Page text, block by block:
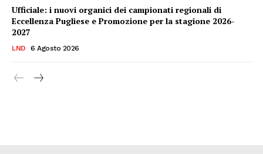
Ufficiale: i nuovi organici dei campionati regionali di
Eccellenza Pugliese e Promozione per la stagione 2026-
2027
LND 6 Agosto 2026